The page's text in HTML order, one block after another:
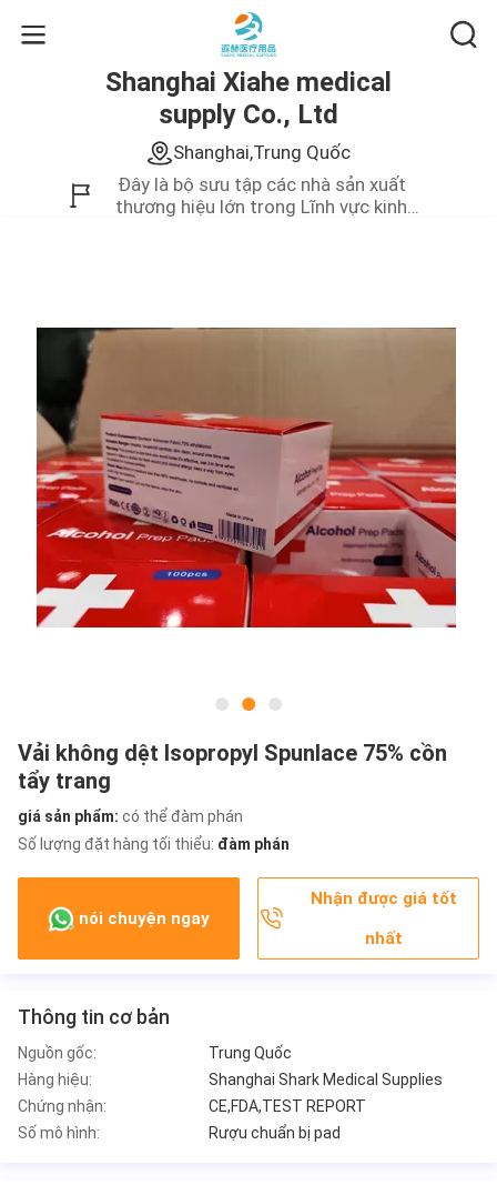
Shanghai Xiahe medical
supply Co., Ltd
Shanghai,Trung Quốc
Đây là bộ sưu tập các nhà sản xuất
thương hiệu lớn trong Lĩnh vực kinh
Vải không dệt Isopropyl Spunlace 75% cồn
tẩy trang
giá sản phẩm: có thể đàm phán
Số lượng đặt hàng tối thiểu: đàm phán
nói chuyện ngay
Nhận được giá tốt
nhất
Thông tin cơ bản
Nguồn gốc:
Trung Quốc
Hàng hiệu:
Shanghai Shark Medical Supplies
Chứng nhận:
CE,FDA,TEST REPORT
Số mô hình:
Rượu chuẩn bị pad